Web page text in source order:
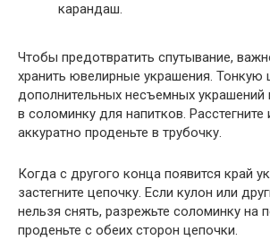
карандаш.
Чтобы предотвратить спутывание,
хранить ювелирные украшения. Тонкую
дополнительных несъемных
в соломинку для напитков. Расстегните
аккуратно проденьте в трубочку.
Когда с другого конца появится край
застегните цепочку. Если кулон или
нельзя снять, разрежьте соломинку на
проденьте с обеих сторон цепочки.